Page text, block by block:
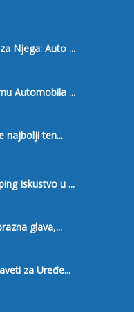
Njega: Auto ...
Automobila ...
najbolji ten...
Iskustvo u ...
glava,...
za Uređe...